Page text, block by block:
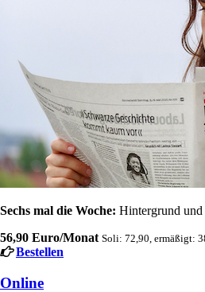
Sechs mal die Woche: Hintergrund und
56,90 Euro/Monat Soli: 72,90, ermäßigt:
Bestellen
Online